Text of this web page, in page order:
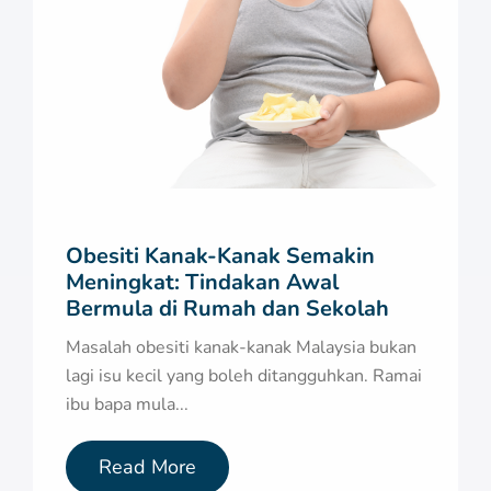
Obesiti Kanak-Kanak Semakin
Meningkat: Tindakan Awal
Bermula di Rumah dan Sekolah
Masalah obesiti kanak-kanak Malaysia bukan
lagi isu kecil yang boleh ditangguhkan. Ramai
ibu bapa mula...
Read More